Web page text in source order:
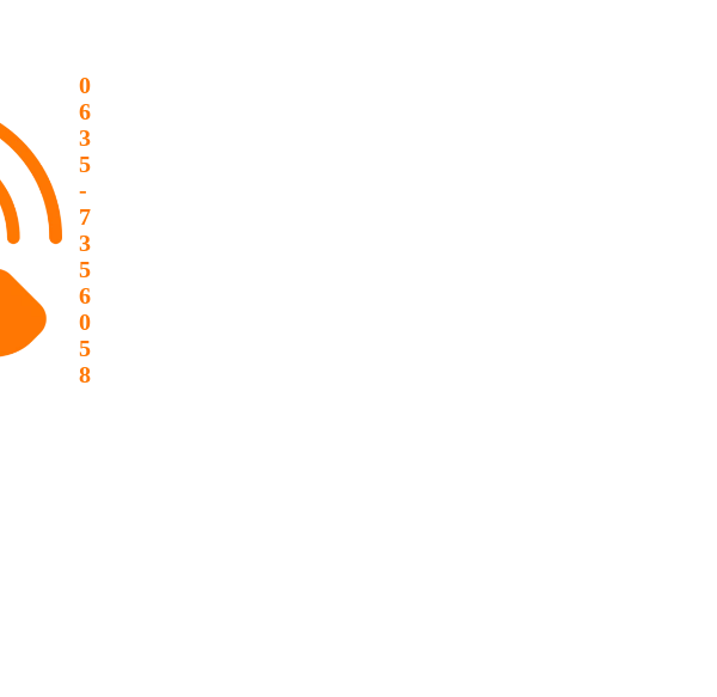
0
6
3
5
-
7
3
5
6
0
5
8